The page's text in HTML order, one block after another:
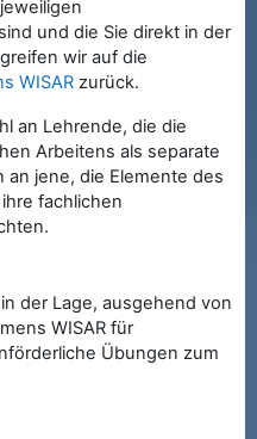
und die Sie direkt in der
wir auf die
WISAR zurück.
an Lehrende, die die
Arbeitens als separate
an jene, die Elemente des
fachlichen
der Lage, ausgehend von
WISAR für
Übungen zum